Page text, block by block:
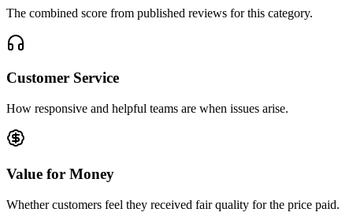
The combined score from published reviews for this category.
Customer Service
How responsive and helpful teams are when issues arise.
Value for Money
Whether customers feel they received fair quality for the price paid.